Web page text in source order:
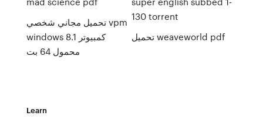
تحميل مجاني شخصي vpm
windows 8.1 كمبيوتر
محمول 64 بت
130 torrent
تحميل weaveworld pdf
Learn